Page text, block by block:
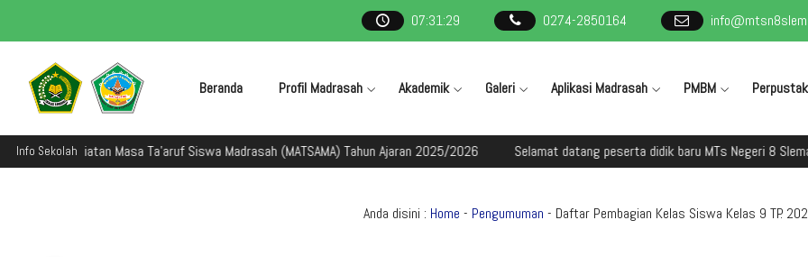
07:31:30 0274-2850164
Beranda Profil Madrasah Akademik Galeri Aplikasi Madrasah PMBM
Info Sekolah
kegiatan Masa Ta'aruf Siswa Madrasah (MATSAMA) Tahun Ajaran 2025/2026 Selamat datang peserta didik baru MTs Negeri 8
Anda disini : Home - Pengumuman - Daftar Pembagian Kelas Siswa Kelas 9 TP.